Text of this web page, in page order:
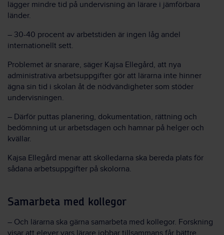
lägger mindre tid på undervisning än lärare i jämförbara
länder.
– 30-40 procent av arbetstiden är ingen låg andel
internationellt sett.
Problemet är snarare, säger Kajsa Ellegård, att nya
administrativa arbetsuppgifter gör att lärarna inte hinner
ägna sin tid i skolan åt de nödvändigheter som stöder
undervisningen.
– Därför puttas planering, dokumentation, rättning och
bedömning ut ur arbetsdagen och hamnar på helger och
kvällar.
Kajsa Ellegård menar att skolledarna ska bereda plats för
sådana arbetsuppgifter på skolorna.
Samarbeta med kollegor
– Och lärarna ska gärna samarbeta med kollegor. Forskning
visar att elever vars lärare jobbar tillsammans får bättre